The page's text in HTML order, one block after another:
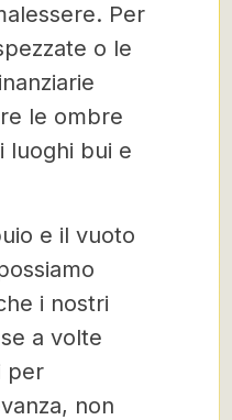
Per
o le
le ombre
luoghi bui e
e il vuoto
i nostri
a volte
per
non